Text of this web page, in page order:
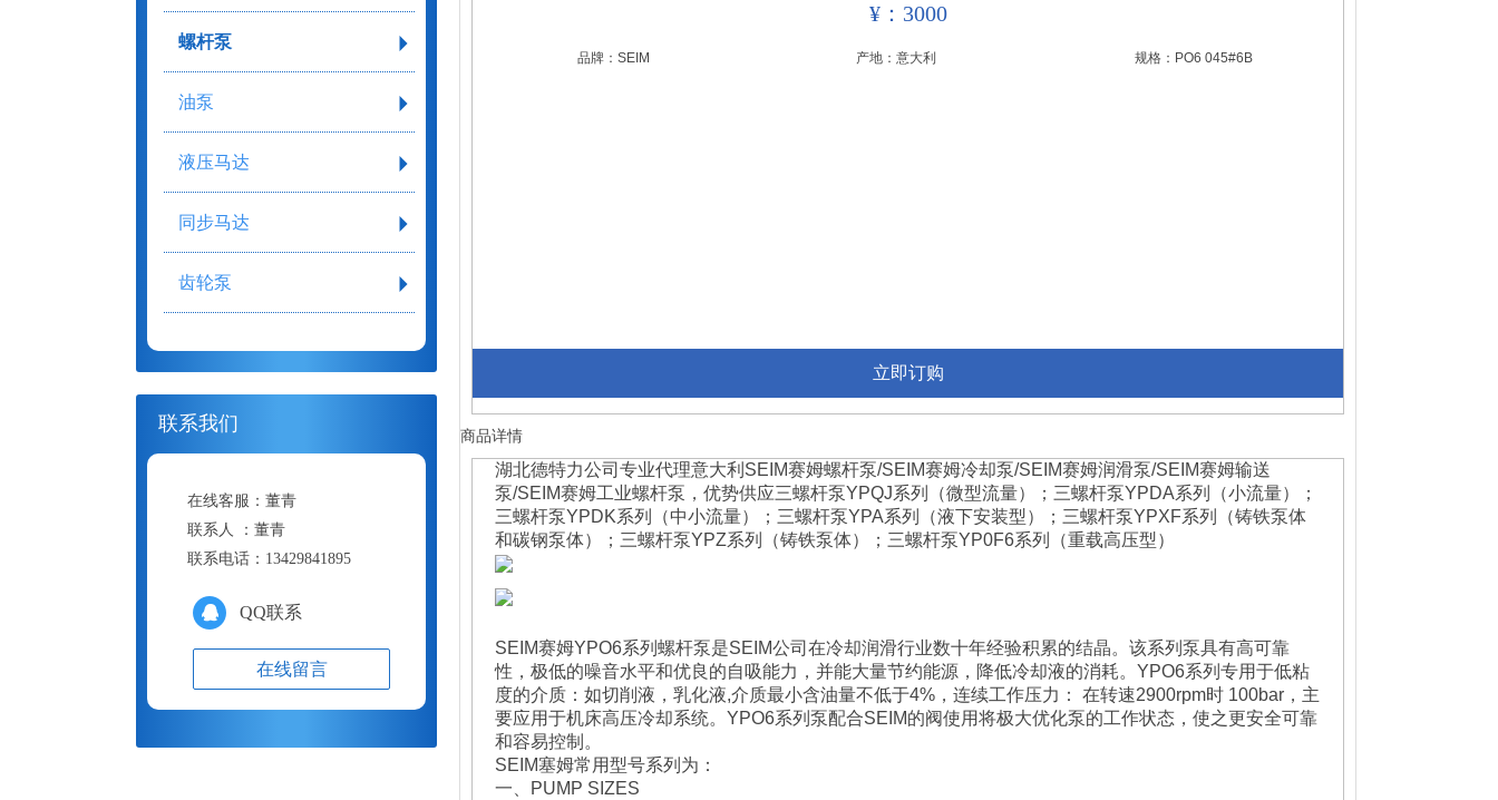
螺杆泵
油泵
液压马达
同步马达
齿轮泵
联系我们
在线客服： 董青
联系人 ： 董青
联系电话： 13429841895
QQ联系
在线留言
¥：3000
品牌： SEIM 产地： 意大利 规格： PO6 045#6B
立即订购
商品详情
湖北德特力公司专业代理意大利SEIM赛姆螺杆泵/SEIM赛姆冷却泵/SEIM赛姆润滑泵/SEIM赛姆输送
泵/SEIM赛姆工业螺杆泵，优势供应三螺杆泵YPQJ系列（微型流量）；三螺杆泵YPDA系列（小流量）；
三螺杆泵YPDK系列（中小流量）；三螺杆泵YPA系列（液下安装型）；三螺杆泵YPXF系列（铸铁泵体
和碳钢泵体）；三螺杆泵YPZ系列（铸铁泵体）；三螺杆泵YP0F6系列（重载高压型）
SEIM赛姆YPO6系列螺杆泵是SEIM公司在冷却润滑行业数十年经验积累的结晶。 该系列泵具有高可靠
性，极低的噪音水平和优良的自吸能力 ，并能大量节约能源，降低冷却液的消耗。 YPO6系列 专用于低粘
度的介质：如切削液，乳化液,介质最小含油量不低于4%，连续工作压力： 在转速2900rpm时 100bar， 主
要应用于机床高压冷却系统。 YPO6系列泵配合SEIM的阀使用将极大优化泵的工作状态，使之更安全可靠
和容易控制。
SEIM塞姆常用型号系列为：
一、PUMP SIZES